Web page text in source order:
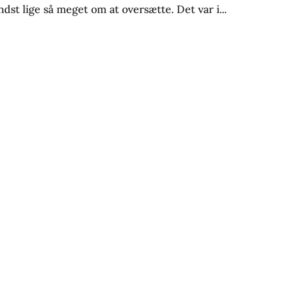
lige så meget om at oversætte. Det var i...